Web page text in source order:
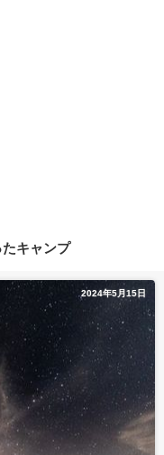
キャンプ
2024年5月15日